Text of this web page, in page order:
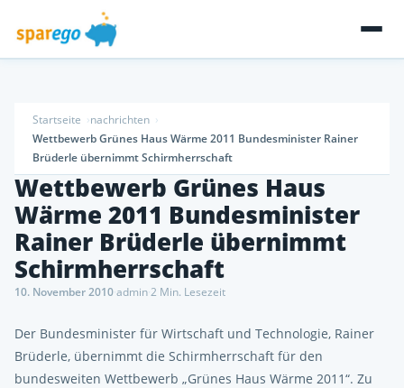
Startseite
nachrichten
Wettbewerb Grünes Haus Wärme 2011 Bundesminister Rainer
Brüderle übernimmt Schirmherrschaft
Wettbewerb Grünes Haus
Wärme 2011 Bundesminister
Rainer Brüderle übernimmt
Schirmherrschaft
10. November 2010·admin·2 Min. Lesezeit
Der Bundesminister für Wirtschaft und Technologie, Rainer
Brüderle, übernimmt die Schirmherrschaft für den
bundesweiten Wettbewerb „Grünes Haus Wärme 2011“. Zu